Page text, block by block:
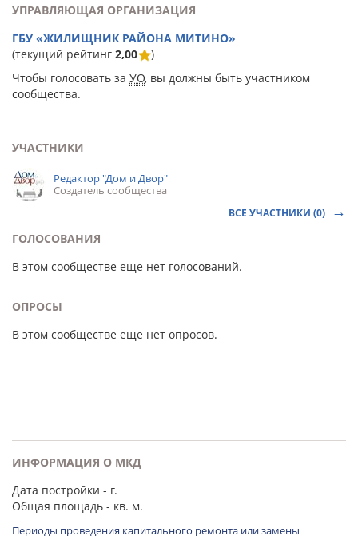
УПРАВЛЯЮЩАЯ ОРГАНИЗАЦИЯ
ГБУ «ЖИЛИЩНИК РАЙОНА МИТИНО»
(текущий рейтинг 2,00
)
Чтобы голосовать за УО, вы должны быть участником
сообщества.
УЧАСТНИКИ
Редактор "Дом и Двор"
Создатель сообщества
ВСЕ УЧАСТНИКИ (0)
ГОЛОСОВАНИЯ
В этом сообществе еще нет голосований.
ОПРОСЫ
В этом сообществе еще нет опросов.
ИНФОРМАЦИЯ О МКД
Дата постройки - г.
Общая площадь - кв. м.
Периоды проведения капитального ремонта или замены